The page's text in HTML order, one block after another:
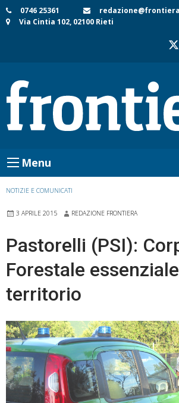
Skip
to
0746 25361
Via Cintia 102, 02100 Rieti
Menu
NOTIZIE E COMUNICATI
3 APRILE 2015 REDAZIONE FRONTIERA
Pastorelli (PSI):
Forestale
territorio